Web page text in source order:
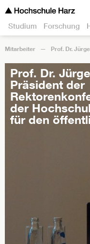
Studium Forschung
Mitarbeiter Prof. Dr.
Prof. Dr.
Präsident der
der
für den